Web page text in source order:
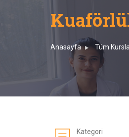
Anasayfa Tüm
Kategori